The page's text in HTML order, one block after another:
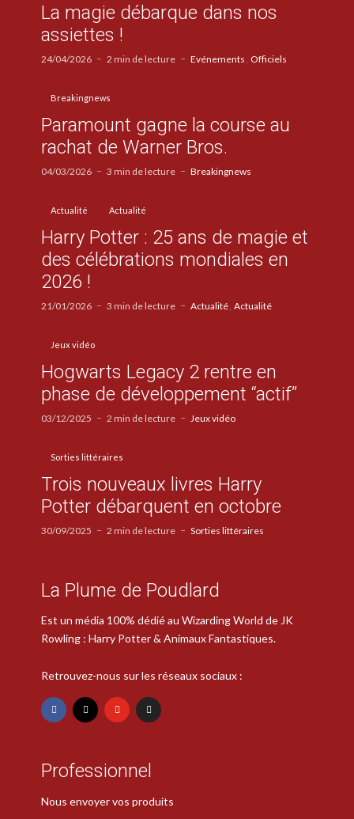
La magie débarque dans nos
assiettes !
24/04/2026 2 min de lecture Evénements Officiels
Breakingnews
Paramount gagne la course au
rachat de Warner Bros.
04/03/2026 3 min de lecture Breakingnews
Actualité Actualité
Harry Potter : 25 ans de magie et
des célébrations mondiales en
2026 !
21/01/2026 3 min de lecture Actualité Actualité
Jeux vidéo
Hogwarts Legacy 2 rentre en
phase de développement “actif”
03/12/2025 2 min de lecture Jeux vidéo
Sorties littéraires
Trois nouveaux livres Harry
Potter débarquent en octobre
30/09/2025 2 min de lecture Sorties littéraires
La Plume de Poudlard
Est un média 100% dédié au Wizarding World de JK
Rowling : Harry Potter & Animaux Fantastiques.
Retrouvez-nous sur les réseaux sociaux :
Professionnel
Nous envoyer vos produits